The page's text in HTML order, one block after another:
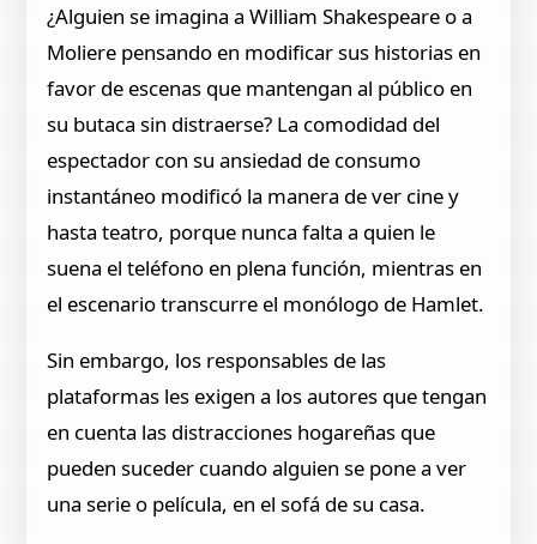
¿Alguien se imagina a William Shakespeare o a
Moliere pensando en modificar sus historias en
favor de escenas que mantengan al público en
su butaca sin distraerse? La comodidad del
espectador con su ansiedad de consumo
instantáneo modificó la manera de ver cine y
hasta teatro, porque nunca falta a quien le
suena el teléfono en plena función, mientras en
el escenario transcurre el monólogo de Hamlet.
Sin embargo, los responsables de las
plataformas les exigen a los autores que tengan
en cuenta las distracciones hogareñas que
pueden suceder cuando alguien se pone a ver
una serie o película, en el sofá de su casa.